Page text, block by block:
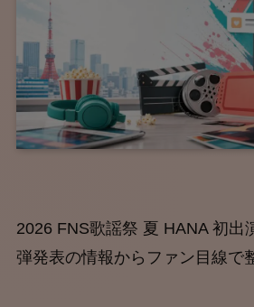
2026 FNS歌謡祭 夏 HANA 初出
弾発表の情報からファン目線で